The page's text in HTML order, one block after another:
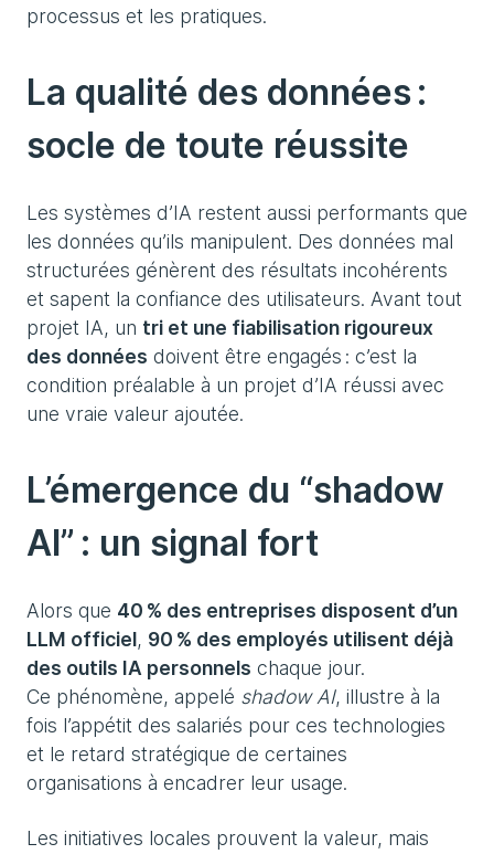
processus et les pratiques.
La qualité des données :
socle de toute réussite
Les systèmes d’IA restent aussi performants que
les données qu’ils manipulent. Des données mal
structurées génèrent des résultats incohérents
et sapent la confiance des utilisateurs. Avant tout
projet IA, un tri et une fiabilisation rigoureux
des données doivent être engagés : c’est la
condition préalable à un projet d’IA réussi avec
une vraie valeur ajoutée.
L’émergence du “shadow
AI” : un signal fort
Alors que 40 % des entreprises disposent d’un
LLM officiel, 90 % des employés utilisent déjà
des outils IA personnels chaque jour.
Ce phénomène, appelé shadow AI, illustre à la
fois l’appétit des salariés pour ces technologies
et le retard stratégique de certaines
organisations à encadrer leur usage.
Les initiatives locales prouvent la valeur, mais